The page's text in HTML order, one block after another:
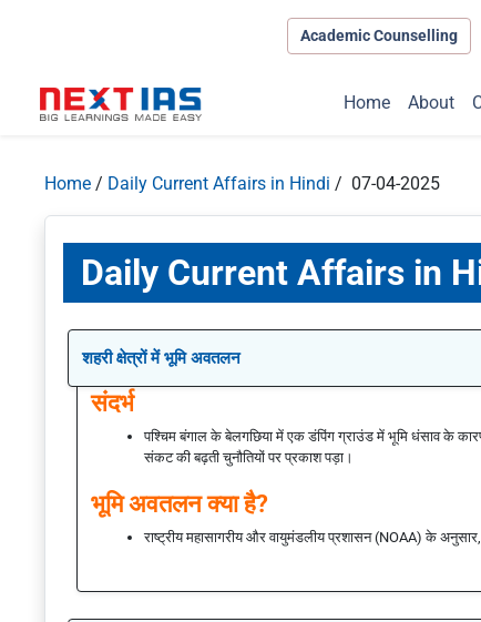
Academic Counselling
Home About
Home / Daily Current Affairs in Hindi / 07-04-2025
Daily Current Affairs in
शहरी क्षेत्रों में भूमि अवतलन
संदर्भ
पश्चिम बंगाल के बेलगछिया में एक डंपिंग ग्राउंड में भूमि धंसाव के
संकट की बढ़ती चुनौतियों पर प्रकाश पड़ा।
भूमि अवतलन क्या है?
राष्ट्रीय महासागरीय और वायुमंडलीय प्रशासन (NOAA) के